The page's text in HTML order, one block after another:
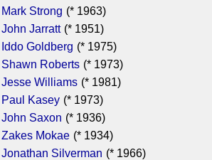
Mark Strong (* 1963)
John Jarratt (* 1951)
Iddo Goldberg (* 1975)
Shawn Roberts (* 1973)
Jesse Williams (* 1981)
Paul Kasey (* 1973)
John Saxon (* 1936)
Zakes Mokae (* 1934)
Jonathan Silverman (* 1966)